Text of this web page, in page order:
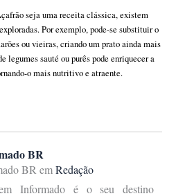
seja uma receita clássica, existem
Por exemplo, pode-se substituir o
ou vieiras, criando um prato ainda mais
legumes sauté ou purês pode enriquecer a
o mais nutritivo e atraente.
BR
BR emRedação
Informado é o seu destino